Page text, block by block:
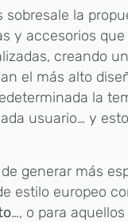
sobresale la
y accesorios
creando
el más alto
la
usuario… y
generar más
estilo europeo
…, o para